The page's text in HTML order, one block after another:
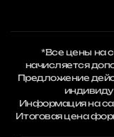
*Все цены на
начисляется
Предложение
Информация на
Итоговая цена